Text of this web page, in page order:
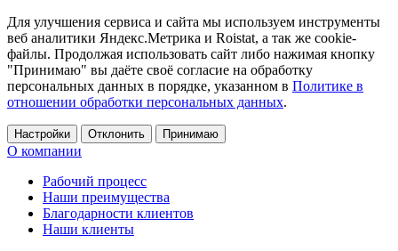
Для улучшения сервиса и сайта мы используем инструменты
веб аналитики Яндекс.Метрика и Roistat, а так же cookie-
файлы. Продолжая использовать сайт либо нажимая кнопку
"Принимаю" вы даёте своё согласие на обработку
персональных данных в порядке, указанном в Политике в
отношении обработки персональных данных.
Настройки Отклонить Принимаю
О компании
Рабочий процесс
Наши преимущества
Благодарности клиентов
Наши клиенты